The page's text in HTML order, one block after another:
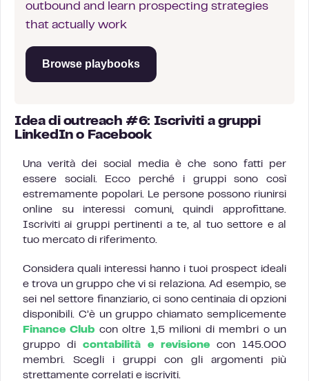
outbound and learn prospecting strategies
that actually work
Browse playbooks
Idea di outreach #6: Iscriviti a gruppi
LinkedIn o Facebook
Una verità dei social media è che sono fatti per
essere sociali. Ecco perché i gruppi sono così
estremamente popolari. Le persone possono riunirsi
online su interessi comuni, quindi approfittane.
Iscriviti ai gruppi pertinenti a te, al tuo settore e al
tuo mercato di riferimento.
Considera quali interessi hanno i tuoi prospect ideali
e trova un gruppo che vi si relaziona. Ad esempio, se
sei nel settore finanziario, ci sono centinaia di opzioni
disponibili. C’è un gruppo chiamato semplicemente
Finance Club con oltre 1,5 milioni di membri o un
gruppo di contabilità e revisione con 145.000
membri. Scegli i gruppi con gli argomenti più
strettamente correlati e iscriviti.